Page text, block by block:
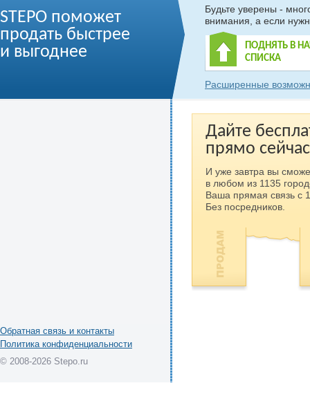
STEPO поможет
продать быстрее
и выгоднее
Будьте уверены -
внимания, а если
ПОДНЯТЬ В
СПИСКА
Расширенные
Дайте
прямо
И уже завтра вы
в любом из 1135
Ваша прямая связь с
Без посредников.
Обратная связь и контакты
Политика конфиденциальности
© 2008-2026 Stepo.ru